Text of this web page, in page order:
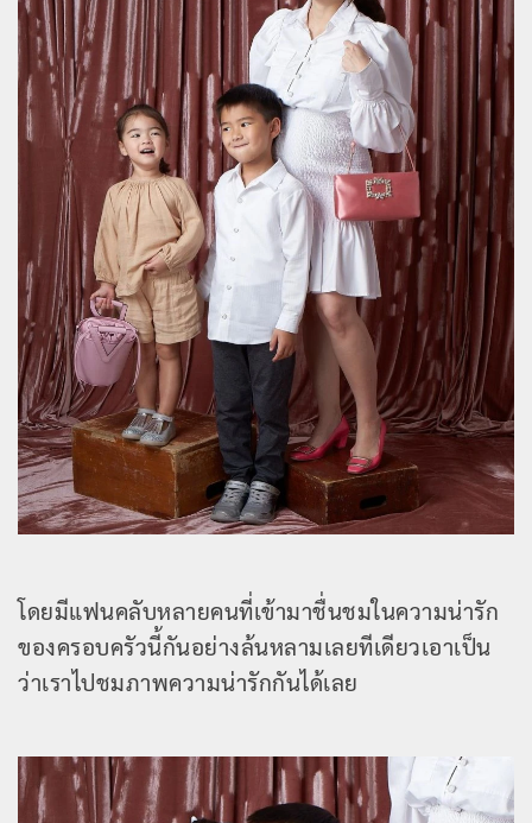
โดยมีแฟนคลับหลายคนที่เข้ามาชื่นชมในความน่ารัก
ของครอบครัวนี้กันอย่างล้นหลามเลยทีเดียวเอาเป็น
ว่าเราไปชมภาพความน่ารักกันได้เลย